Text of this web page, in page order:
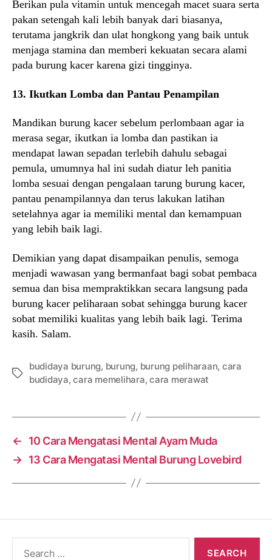
Berikan pula vitamin untuk mencegah macet suara serta
pakan setengah kali lebih banyak dari biasanya,
terutama jangkrik dan ulat hongkong yang baik untuk
menjaga stamina dan memberi kekuatan secara alami
pada burung kacer karena gizi tingginya.
13. Ikutkan Lomba dan Pantau Penampilan
Mandikan burung kacer sebelum perlombaan agar ia
merasa segar, ikutkan ia lomba dan pastikan ia
mendapat lawan sepadan terlebih dahulu sebagai
pemula, umumnya hal ini sudah diatur leh panitia
lomba sesuai dengan pengalaan tarung burung kacer,
pantau penampilannya dan terus lakukan latihan
setelahnya agar ia memiliki mental dan kemampuan
yang lebih baik lagi.
Demikian yang dapat disampaikan penulis, semoga
menjadi wawasan yang bermanfaat bagi sobat pembaca
semua dan bisa mempraktikkan secara langsung pada
burung kacer peliharaan sobat sehingga burung kacer
sobat memiliki kualitas yang lebih baik lagi. Terima
kasih. Salam.
Tags
budidaya burung, burung, burung peliharaan, cara
budidaya,cara memelihara,cara merawat
←
10 Cara Mengatasi Mental Ayam Muda
→ 13 Cara Mengatasi Mental Burung Lovebird